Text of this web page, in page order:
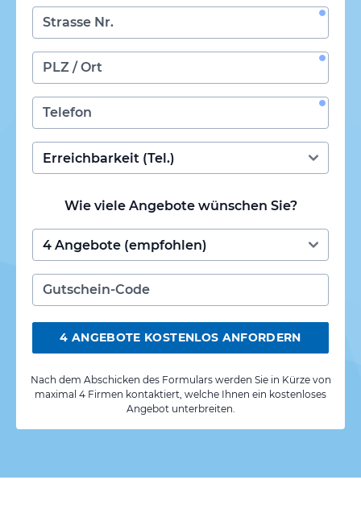
Wie viele Angebote wünschen Sie?
4 ANGEBOTE KOSTENLOS ANFORDERN
Nach dem Abschicken des Formulars werden Sie in Kürze von
maximal 4 Firmen kontaktiert, welche Ihnen ein kostenloses
Angebot unterbreiten.